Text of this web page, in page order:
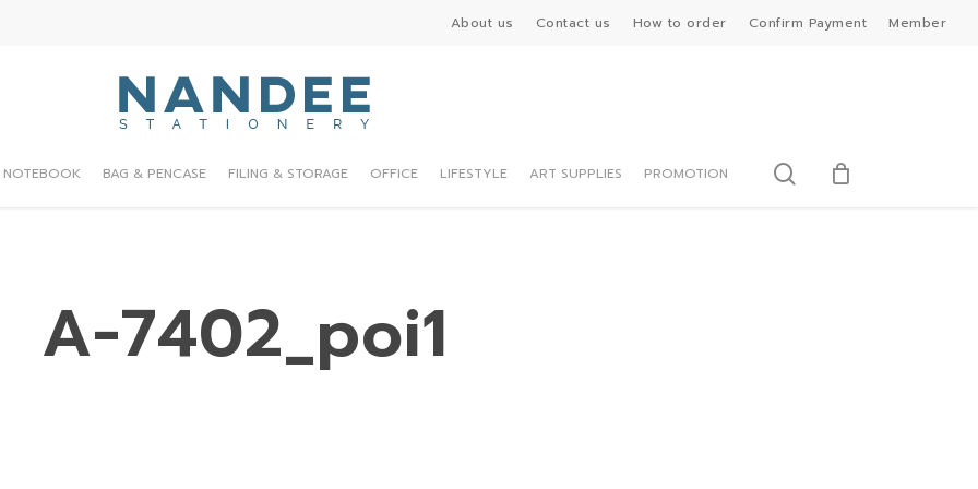
About us Contact us How to order Confirm Payment Member
NOTEBOOK BAG & PENCASE FILING & STORAGE OFFICE LIFESTYLE ART SUPPLIES PROMOTION search
A-7402_poi1